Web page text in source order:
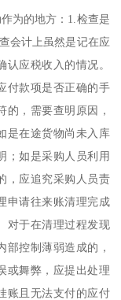
为的地方：1.检查是
会计上虽然是记在应
应税收入的情况。
付款项是否正确的手
的，需要查明原因，
是在途货物尚未入库
；如是采购人员利用
，应追究采购人员责
申请往来账清理完成
对于在清理过程发现
部控制薄弱造成的，
或舞弊，应提出处理
账且无法支付的应付